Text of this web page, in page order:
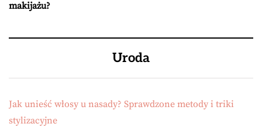
makijażu?
Uroda
Jak unieść włosy u nasady? Sprawdzone metody i triki
stylizacyjne